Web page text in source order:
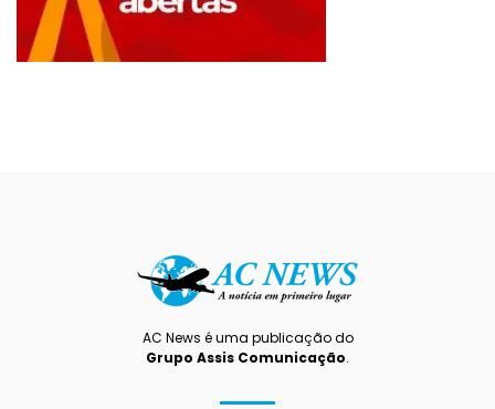
AC News é uma publicação do
Grupo Assis Comunicação.